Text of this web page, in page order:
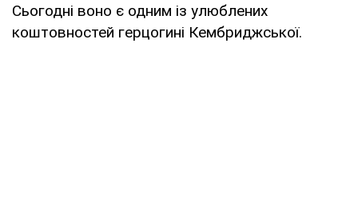
Сьогодні воно є одним із улюблених
коштовностей герцогині Кембриджської.